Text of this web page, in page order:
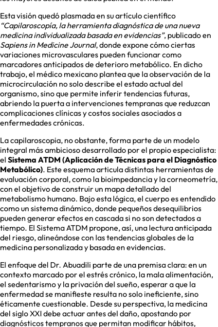
Esta visión quedó plasmada en su artículo científico
“Capilaroscopía, la herramienta diagnóstica de una nueva
medicina individualizada basada en evidencias”, publicado en
Sapiens in Medicine Journal, donde expone cómo ciertas
variaciones microvasculares pueden funcionar como
marcadores anticipados de deterioro metabólico. En dicho
trabajo, el médico mexicano plantea que la observación de la
microcirculación no solo describe el estado actual del
organismo, sino que permite inferir tendencias futuras,
abriendo la puerta a intervenciones tempranas que reduzcan
complicaciones clínicas y costos sociales asociados a
enfermedades crónicas.
La capilaroscopia, no obstante, forma parte de un modelo
integral más ambicioso desarrollado por el propio especialista:
el Sistema ATDM (Aplicación de Técnicas para el Diagnóstico
Metabólico). Este esquema articula distintas herramientas de
evaluación corporal, como la bioimpedancia y la corneometría,
con el objetivo de construir un mapa detallado del
metabolismo humano. Bajo esta lógica, el cuerpo es entendido
como un sistema dinámico, donde pequeños desequilibrios
pueden generar efectos en cascada si no son detectados a
tiempo. El Sistema ATDM propone, así, una lectura anticipada
del riesgo, alineándose con las tendencias globales de la
medicina personalizada y basada en evidencias.
El enfoque del Dr. Abuadili parte de una premisa clara: en un
contexto marcado por el estrés crónico, la mala alimentación,
el sedentarismo y la privación del sueño, esperar a que la
enfermedad se manifieste resulta no solo ineficiente, sino
éticamente cuestionable. Desde su perspectiva, la medicina
del siglo XXI debe actuar antes del daño, apostando por
diagnósticos tempranos que permitan modificar hábitos,